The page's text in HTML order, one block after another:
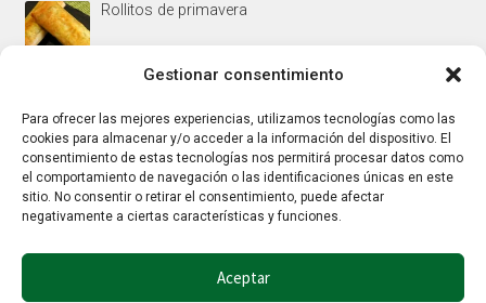
Gestionar consentimiento
Para ofrecer las mejores experiencias, utilizamos tecnologías como las
cookies para almacenar y/o acceder a la información del dispositivo. El
consentimiento de estas tecnologías nos permitirá procesar datos como
el comportamiento de navegación o las identificaciones únicas en este
sitio. No consentir o retirar el consentimiento, puede afectar
negativamente a ciertas características y funciones.
Aceptar
Rollitos de primavera
Jamoncitos de pollo en salsa de almendras